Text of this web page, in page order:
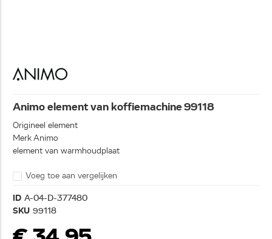
Animo element van koffiemachine 99118
Origineel element
Merk Animo
element van warmhoudplaat
Voeg toe aan vergelijken
ID A-04-D-377480
SKU 99118